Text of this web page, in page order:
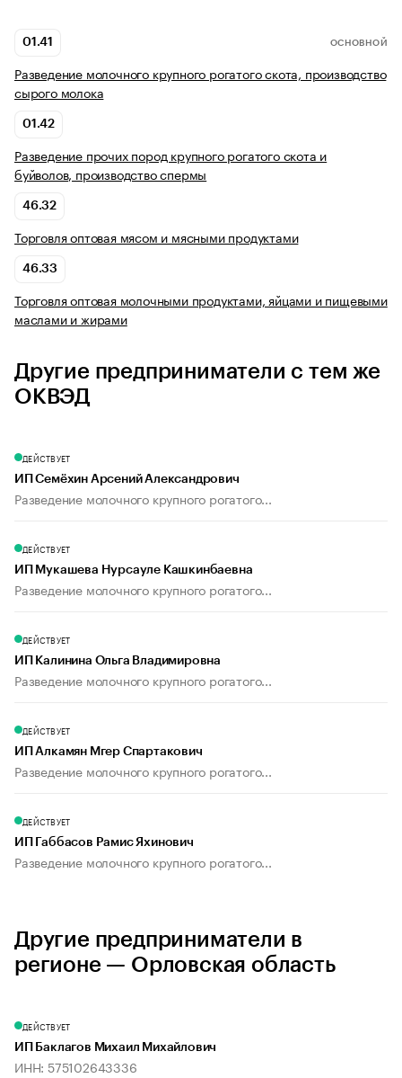
01.41 ОСНОВНОЙ
Разведение молочного крупного рогатого скота, производство
сырого молока
01.42
Разведение прочих пород крупного рогатого скота и
буйволов, производство спермы
46.32
Торговля оптовая мясом и мясными продуктами
46.33
Торговля оптовая молочными продуктами, яйцами и пищевыми
маслами и жирами
Другие предприниматели с тем же
ОКВЭД
ДЕЙСТВУЕТ
ИП Семёхин Арсений Александрович
Разведение молочного крупного рогатого...
ДЕЙСТВУЕТ
ИП Мукашева Нурсауле Кашкинбаевна
Разведение молочного крупного рогатого...
ДЕЙСТВУЕТ
ИП Калинина Ольга Владимировна
Разведение молочного крупного рогатого...
ДЕЙСТВУЕТ
ИП Алкамян Мгер Спартакович
Разведение молочного крупного рогатого...
ДЕЙСТВУЕТ
ИП Габбасов Рамис Яхинович
Разведение молочного крупного рогатого...
Другие предприниматели в
регионе — Орловская область
ДЕЙСТВУЕТ
ИП Баклагов Михаил Михайлович
ИНН: 575102643336